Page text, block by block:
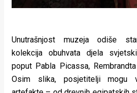
Unutrašnjost muzeja odiše
kolekcija obuhvata djela
poput Pabla Picassa,
Osim slika, posjetitelji mogu